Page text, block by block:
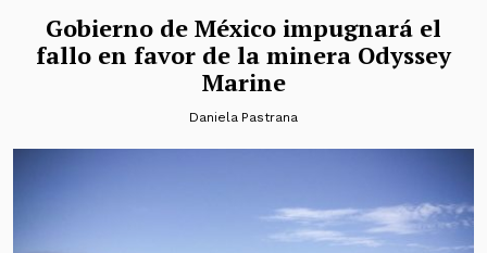
Gobierno de México impugnará el
fallo en favor de la minera Odyssey
Marine
Daniela Pastrana